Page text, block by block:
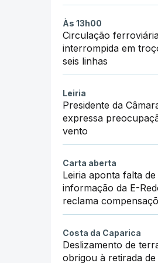
Às 13h00
Circulação
interrompida em
seis linhas
Leiria
Presidente da
expressa
vento
Carta aberta
Leiria aponta falta de
informação da E-
reclama
Costa da Caparica
Deslizamento de
obrigou à retirada de